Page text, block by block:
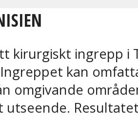
kirurgiskt ingrepp
kan
omgivande